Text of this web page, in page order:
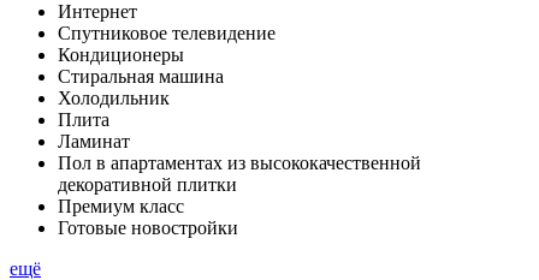
Интернет
Спутниковое телевидение
Кондиционеры
Стиральная машина
Холодильник
Плита
Ламинат
Пол в апартаментах из высококачественной
декоративной плитки
Премиум класс
Готовые новостройки
ещё